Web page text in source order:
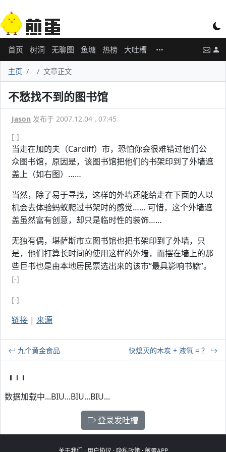
首页 树洞 无聊图 鱼塘 热榜 大吐槽
主页 文章正文
不愁找不到的图书馆
Jason 发布于 2007.12.04 , 07:45
[-]
当走在加的夫（Cardiff）市，恐怕你会很难错过他们公
众图书馆，原因是，该图书馆把他们的书架印到了外墙遮
盖上（如右图）……
当然，除了易于寻找，这样的外墙还能给走在下面的人以
机会去体验蚂蚁爬过书架时的感觉…… 可惜，这个外墙遮
盖虽然富有创意，却只是临时性的装饰……
无独有偶，堪萨斯市立图书馆也把书架印到了外墙，只
是，他们打算长时间的使用这样的外墙，而摆在墙上的那
些巨书也是由本地居民票选出来的该市“最具影响书籍”。
[-]
[-]
链接 | 来源
九个黄金食品 快熄灭的木炭 + 液氧 = ？
数据加载中...BIU...BIU...BIU...
登录发吐槽